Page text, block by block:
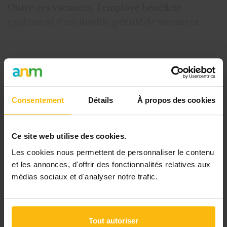
Consentement Détails À propos des cookies
Ce site web utilise des cookies.
Les cookies nous permettent de personnaliser le contenu
et les annonces, d'offrir des fonctionnalités relatives aux
médias sociaux et d'analyser notre trafic.
Tout autoriser
qui correspond à92 % du salaire mensue
Cet article est réservé aux
un accès complet à des ressources
pratiques et à une expertise actualisée
pour gérer efficacement votre ASBL.
bénéficiez de :